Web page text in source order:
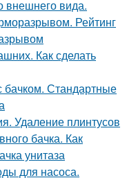
внешнего вида.
Рейтинг
Как сделать
бачком. Стандартные
Удаление плинтусов
бачка. Как
унитаза
для насоса.